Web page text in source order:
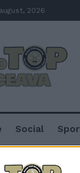
2026
Social